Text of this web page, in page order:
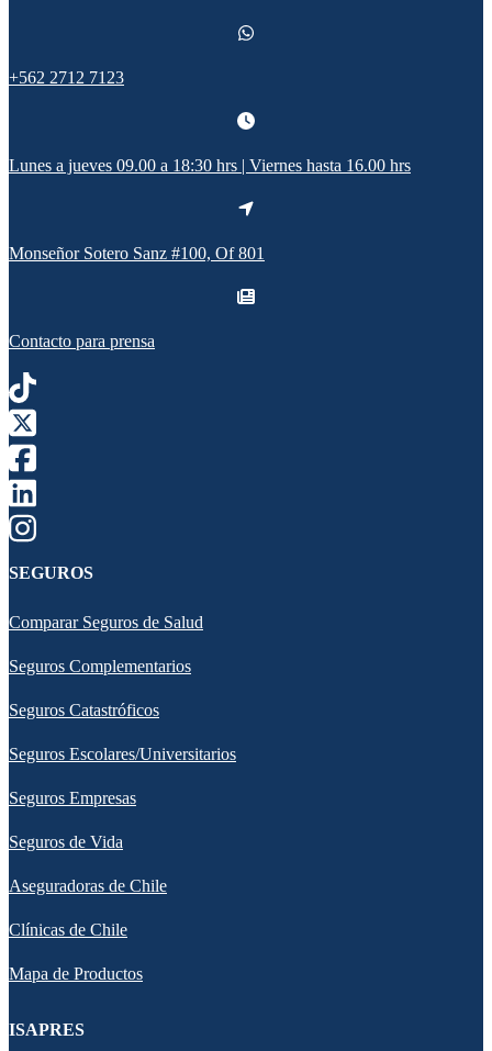
+562 2712 7123
Lunes a jueves 09.00 a 18:30 hrs | Viernes hasta 16.00 hrs
Monseñor Sotero Sanz #100, Of 801
Contacto para prensa
SEGUROS
Comparar Seguros de Salud
Seguros Complementarios
Seguros Catastróficos
Seguros Escolares/Universitarios
Seguros Empresas
Seguros de Vida
Aseguradoras de Chile
Clínicas de Chile
Mapa de Productos
ISAPRES